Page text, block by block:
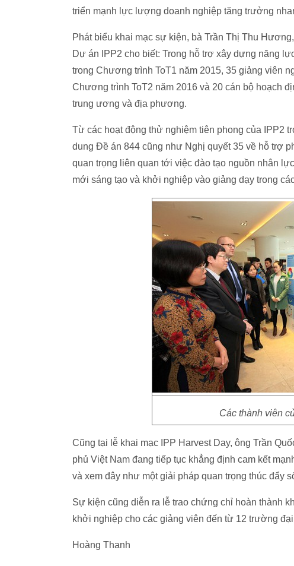
triển mạnh lực lượng doanh nghiệp tăng trưởng
Phát biểu khai mạc sự kiện, bà Trần Thị Thu
Dự án IPP2 cho biết: Trong hỗ trợ xây dựng năng
trong Chương trình ToT1 năm 2015, 35 giảng viên
Chương trình ToT2 năm 2016 và 20 cán bộ hoạch
trung ương và địa phương.
Từ các hoạt động thử nghiệm tiên phong của IPP2
dung Đề án 844 cũng như Nghị quyết 35 về hỗ trợ
quan trọng liên quan tới việc đào tạo nguồn nhân
mới sáng tạo và khởi nghiệp vào giảng dạy trong
Các thành viên
Cũng tại lễ khai mạc IPP Harvest Day, ông Trần
phủ Việt Nam đang tiếp tục khẳng định cam kết
và xem đây như một giải pháp quan trọng thúc đẩy
Sự kiện cũng diễn ra lễ trao chứng chỉ hoàn thành
khởi nghiệp cho các giảng viên đến từ 12 trường
Hoàng Thanh